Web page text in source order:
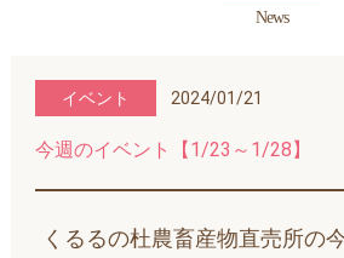
News
イベント 2024/01/21
今週のイベント【1/23～1/28】
くるるの杜農畜産物直売所の